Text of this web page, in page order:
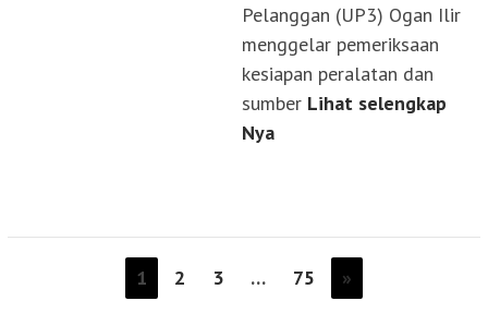
Pelanggan (UP3) Ogan Ilir
menggelar pemeriksaan
kesiapan peralatan dan
sumber Lihat selengkap
Nya
1 2 3 … 75 »